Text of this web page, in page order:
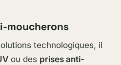
moucherons
technologiques, il
ou des prises anti-